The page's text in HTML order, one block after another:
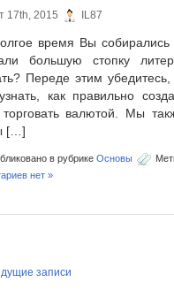
17th, 2015 IL87
время Вы
большую стопку
Переде этим
как правильно
торговать валютой. Мы
[…]
в рубрике Основы
нет »
записи